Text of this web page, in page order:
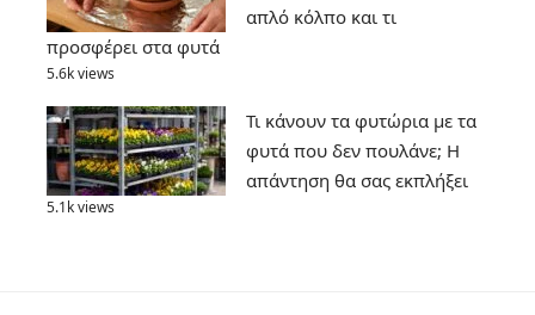
απλό κόλπο και τι
προσφέρει στα φυτά
5.6k views
Τι κάνουν τα φυτώρια με τα
φυτά που δεν πουλάνε; Η
απάντηση θα σας εκπλήξει
5.1k views